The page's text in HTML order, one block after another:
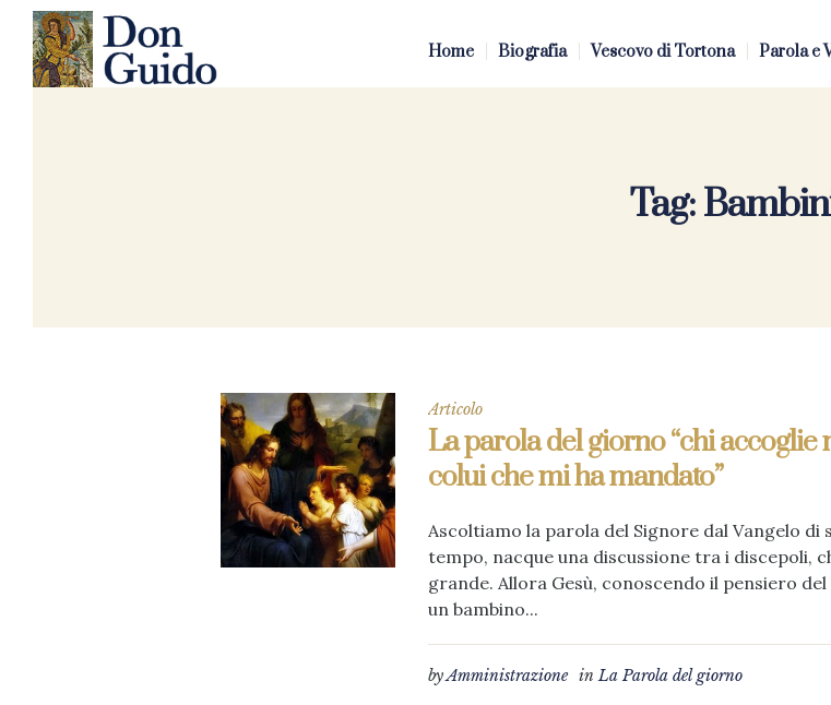
Home Biografia Vescovo di Tortona Parola e
Tag:
Articolo
La parola del giorno “chi accoglie
colui che mi ha mandato”
Ascoltiamo la parola del Signore dal Vangelo di
tempo, nacque una discussione tra i discepoli,
grande. Allora Gesù, conoscendo il pensiero
un bambino...
byAmministrazione inLa Parola del giorno